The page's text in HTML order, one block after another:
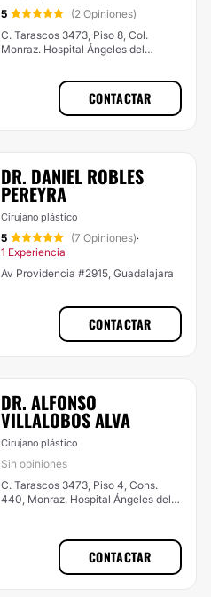
5
(2 Opiniones)
C. Tarascos 3473, Piso 8, Col.
Monraz. Hospital Ángeles del
CONTACTAR
DR. DANIEL ROBLES
PEREYRA
Cirujano plástico
5 (7 Opiniones)·
1 Experiencia
Av Providencia #2915, Guadalajara
CONTACTAR
DR. ALFONSO
VILLALOBOS ALVA
Cirujano plástico
Sin opiniones
C. Tarascos 3473, Piso 4, Cons.
440, Monraz. Hospital Ángeles del
CONTACTAR